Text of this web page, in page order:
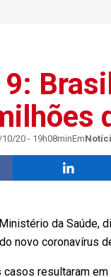
20 - 19h08minEm
da Saúde,
novo coronavírus
resultaram